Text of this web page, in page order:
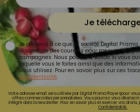
Je
Je consens à ce que la société Digital
d'ouverture des courriels pour mesurer et
campagnes. Nous pourrons savoir si vous
laquelle vous le faites ainsi que des
vous utilisez. Pour en savoir plus sur ces
confidentialité.
Votre adresse email sera utilisée par Digital Prisma Playerspour
offres commerciales personnalisées. Vous pourrez vous
intégré dans la newsletter. Pour en savoir plus et exercer vos
Confidentialité.